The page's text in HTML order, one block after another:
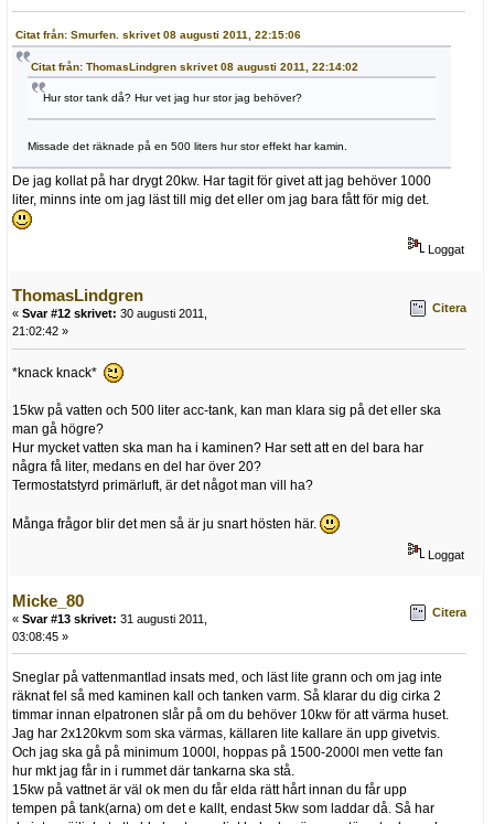
Citat från: Smurfen. skrivet 08 augusti 2011, 22:15:06
Citat från: ThomasLindgren skrivet 08 augusti 2011, 22:14:02
Hur stor tank då? Hur vet jag hur stor jag behöver?
Missade det räknade på en 500 liters hur stor effekt har kamin.
De jag kollat på har drygt 20kw. Har tagit för givet att jag behöver 1000
liter, minns inte om jag läst till mig det eller om jag bara fått för mig det.
Loggat
ThomasLindgren
« Svar #12 skrivet: 30 augusti 2011,
21:02:42 »
Citera
*knack knack*
15kw på vatten och 500 liter acc-tank, kan man klara sig på det eller ska
man gå högre?
Hur mycket vatten ska man ha i kaminen? Har sett att en del bara har
några få liter, medans en del har över 20?
Termostatstyrd primärluft, är det något man vill ha?
Många frågor blir det men så är ju snart hösten här.
Loggat
Micke_80
« Svar #13 skrivet: 31 augusti 2011,
03:08:45 »
Citera
Sneglar på vattenmantlad insats med, och läst lite grann och om jag inte
räknat fel så med kaminen kall och tanken varm. Så klarar du dig cirka 2
timmar innan elpatronen slår på om du behöver 10kw för att värma huset.
Jag har 2x120kvm som ska värmas, källaren lite kallare än upp givetvis.
Och jag ska gå på minimum 1000l, hoppas på 1500-2000l men vette fan
hur mkt jag får in i rummet där tankarna ska stå.
15kw på vattnet är väl ok men du får elda rätt hårt innan du får upp
tempen på tank(arna) om det e kallt, endast 5kw som laddar då. Så har